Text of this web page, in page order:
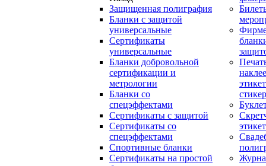
Защищенная полиграфия
Бланки с защитой
универсальные
Сертификаты
универсальные
Бланки добровольной
сертификации и
метрологии
Бланки со
спецэффектами
Сертификаты с защитой
Сертификаты со
спецэффектами
Спортивные бланки
Cертификаты на простой